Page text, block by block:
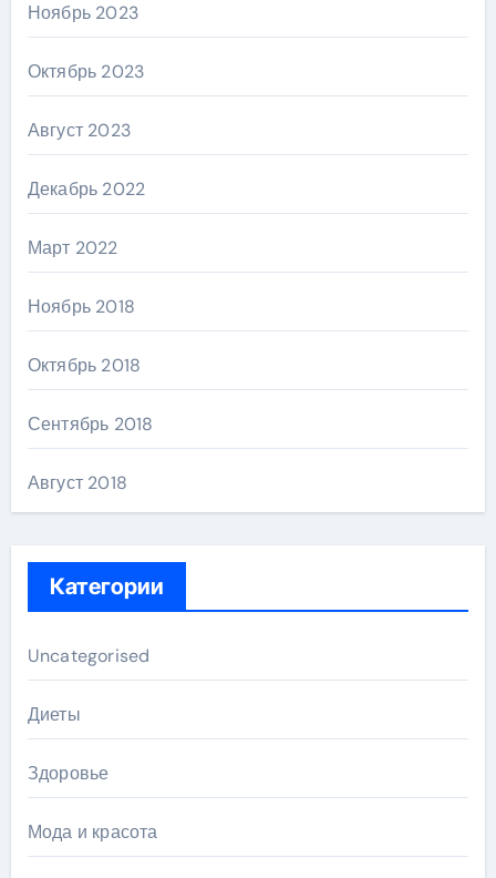
Ноябрь 2023
Октябрь 2023
Август 2023
Декабрь 2022
Март 2022
Ноябрь 2018
Октябрь 2018
Сентябрь 2018
Август 2018
Категории
Uncategorised
Диеты
Здоровье
Мода и красота